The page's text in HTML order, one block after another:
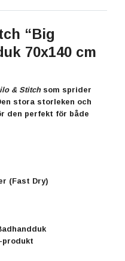
“Big
70x140 cm
& Stitchsom sprider
stora storleken och
den perfekt för både
(Fast Dry)
produkt